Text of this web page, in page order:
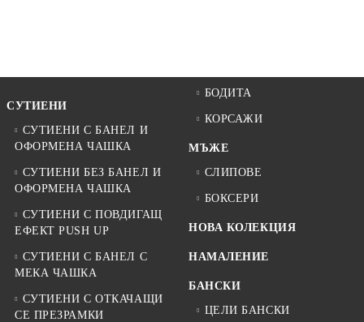
СУТИЕНИ
СУТИЕНИ С БАНЕЛ И
ОФОРМЕНА ЧАШКА
СУТИЕНИ БЕЗ БАНЕЛ И
ОФОРМЕНА ЧАШКА
СУТИЕНИ С ПОВДИГАЩ
ЕФЕКТ PUSH UP
СУТИЕНИ С БАНЕЛ С
МЕКА ЧАШКА
СУТИЕНИ С ОТКАЧАЩИ
СЕ ПРЕЗРАМКИ
БОДИТА
КОРСАЖИ
МЪЖЕ
СЛИПОВЕ
БОКСЕРИ
НОВА КОЛЕКЦИЯ
НАМАЛЕНИЕ
БАНСКИ
ЦЕЛИ БАНСКИ